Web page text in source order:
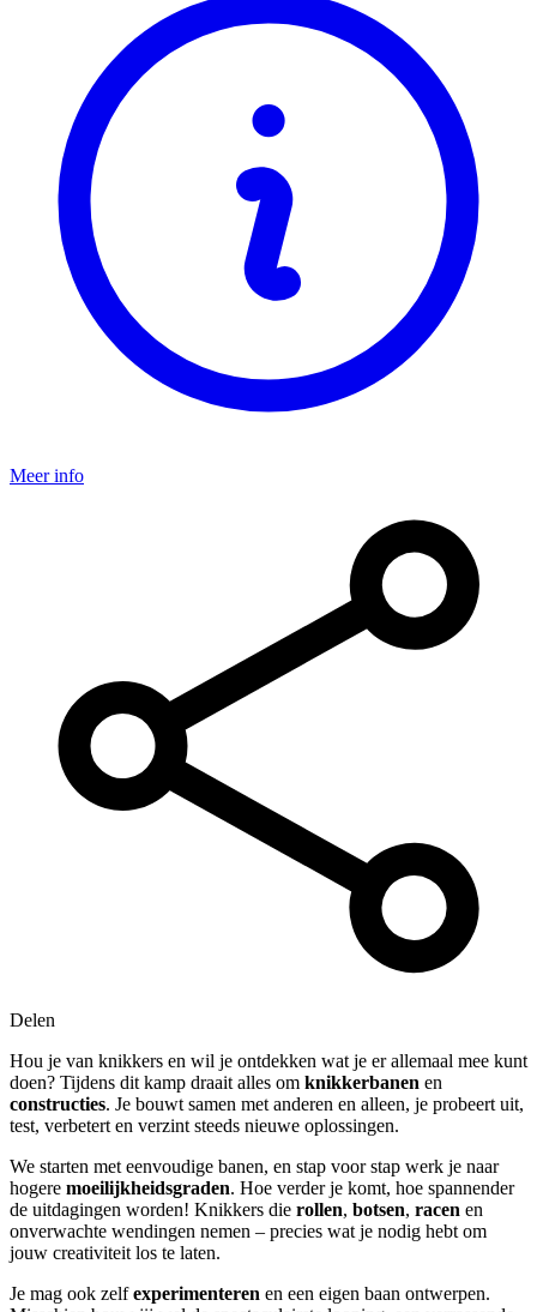
Meer info
Delen
Hou je van knikkers en wil je ontdekken wat je er allemaal mee kunt
doen? Tijdens dit kamp draait alles om knikkerbanen en
constructies. Je bouwt samen met anderen en alleen, je probeert uit,
test, verbetert en verzint steeds nieuwe oplossingen.
We starten met eenvoudige banen, en stap voor stap werk je naar
hogere moeilijkheidsgraden. Hoe verder je komt, hoe spannender
de uitdagingen worden! Knikkers die rollen, botsen, racen en
onverwachte wendingen nemen – precies wat je nodig hebt om
jouw creativiteit los te laten.
Je mag ook zelfexperimenteren en een eigen baan ontwerpen.